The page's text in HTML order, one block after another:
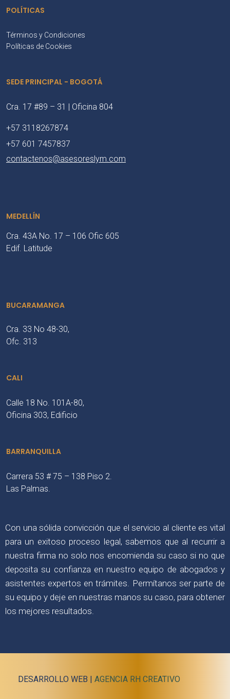
POLÍTICAS
Términos y Condiciones
Políticas de Cookies
SEDE PRINCIPAL - BOGOTÁ
Cra. 17 #89 – 31 | Oficina 804
+57 3118267874
+57 601 7457837
contactenos@asesoreslym.com
MEDELLÍN
Cra. 43A No. 17 – 106 Ofic 605
Edif. Latitude
BUCARAMANGA
Cra. 33 No 48-30,
Ofc. 313
CALI
Calle 18 No. 101A-80,
Oficina 303, Edificio
BARRANQUILLA
Carrera 53 # 75 – 138 Piso 2.
Las Palmas.
Con una sólida convicción que el servicio al cliente es vital
para un exitoso proceso legal, sabemos que al recurrir a
nuestra firma no solo nos encomienda su caso si no que
deposita su confianza en nuestro equipo de abogados y
asistentes expertos en trámites. Permítanos ser parte de
su equipo y deje en nuestras manos su caso, para obtener
los mejores resultados.
DESARROLLO WEB | AGENCIA RH CREATIVO